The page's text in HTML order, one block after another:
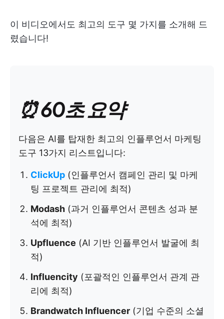
이 비디오에서도 최고의 도구 몇 가지를 소개해 드
렸습니다!
⏰ 60초 요약
다음은 AI를 탑재한 최고의 인플루언서 마케팅
도구 13가지 리스트입니다:
ClickUp (인플루언서 캠페인 관리 및 마케
팅 프로젝트 관리에 최적)
Modash (과거 인플루언서 콘텐츠 성과 분
석에 최적)
Upfluence (AI 기반 인플루언서 발굴에 최
적)
Influencity (포괄적인 인플루언서 관계 관
리에 최적)
Brandwatch Influencer (기업 수준의 소셜